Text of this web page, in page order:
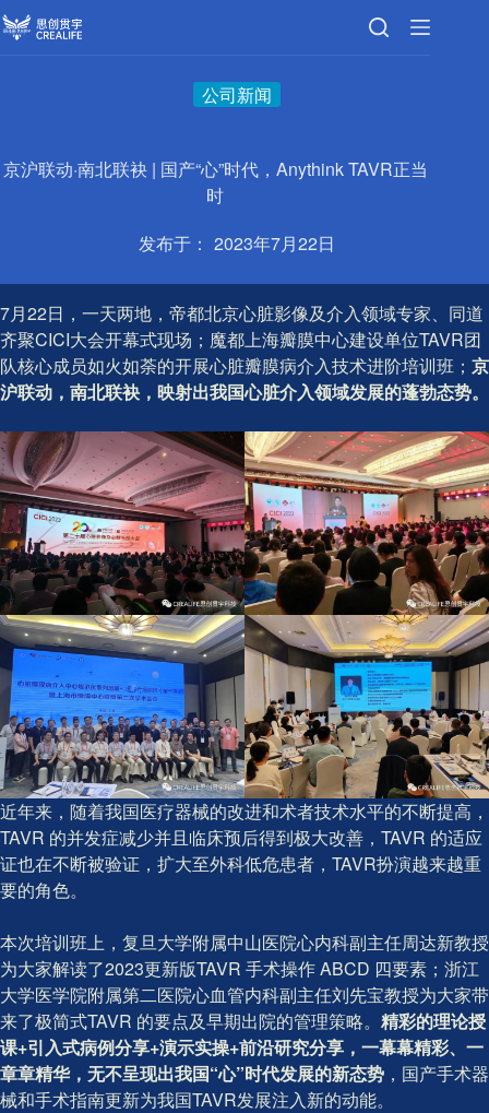
跳
至
公司新闻
京沪联动·南北联袂 | 国产“心”时代，Anythink TAVR正当
时
发布于： 2023年7月22日
7月22日，一天两地，帝都北京心脏影像及介入领域专家、同道
齐聚CICI大会开幕式现场；魔都上海瓣膜中心建设单位TAVR团
队核心成员如火如荼的开展心脏瓣膜病介入技术进阶培训班； 京
沪联动，南北联袂，映射出我国心脏介入领域发展的蓬勃态势。
近年来，随着我国医疗器械的改进和术者技术水平的不断提高，
TAVR 的并发症减少并且临床预后得到极大改善，TAVR 的适应
证也在不断被验证，扩大至外科低危患者，TAVR扮演越来越重
要的角色。
本次培训班上，复旦大学附属中山医院心内科副主任周达新教授
为大家解读了2023更新版TAVR 手术操作 ABCD 四要素；浙江
大学医学院附属第二医院心血管内科副主任刘先宝教授为大家带
来了极简式TAVR 的要点及早期出院的管理策略。 精彩的理论授
课+引入式病例分享+演示实操+前沿研究分享，一幕幕精彩、一
章章精华，无不呈现出我国“心”时代发展的新态势 ，国产手术器
械和手术指南更新为我国TAVR发展注入新的动能。